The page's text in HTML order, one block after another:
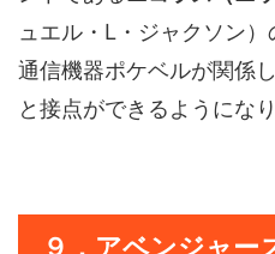
ュエル・L・ジャクソン
通信機器ポケベルが関係
と接点ができるようになり
９．アベンジャー